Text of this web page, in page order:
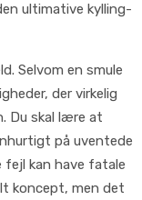
ultimative kylling-
Selvom en smule
der virkelig
Du skal lære at
på uventede
kan have fatale
koncept, men det